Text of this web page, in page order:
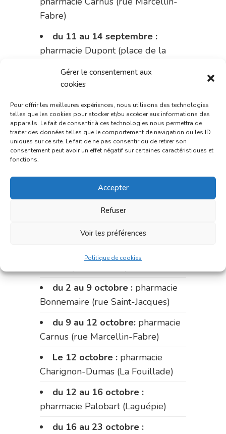
Gérer le consentement aux
cookies
Pour offrir les meilleures expériences, nous utilisons des technologies
telles que les cookies pour stocker et/ou accéder aux informations des
appareils. Le fait de consentir à ces technologies nous permettra de
traiter des données telles que le comportement de navigation ou les ID
uniques sur ce site. Le fait de ne pas consentir ou de retirer son
consentement peut avoir un effet négatif sur certaines caractéristiques et
fonctions.
Accepter
Refuser
Voir les préférences
Politique de cookies
Fabre)
du 11 au 14 septembre :
pharmacie Dupont (place de la
Le 14 septembre :
Charignon-Dumas (La Fouillade)
du 14 au 18 septembre :
pharmacie Palobart (Laguépie)
du 18 au 25 septembre :
du 25 au 28 septembre :
Du 28 septembre au 1er
pharmacie Charignon-
du 2 au 9 octobre : pharmacie
Bonnemaire (rue Saint-Jacques)
du 9 au 12 octobre: pharmacie
Carnus (rue Marcellin-Fabre)
Le 12 octobre : pharmacie
Charignon-Dumas (La Fouillade)
du 12 au 16 octobre :
pharmacie Palobart (Laguépie)
du 16 au 23 octobre :